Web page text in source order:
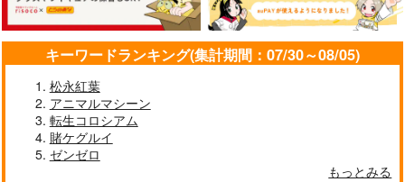
キーワードランキング(集計期間：07/30～08/05)
松永紅葉
アニマルマシーン
転生コロシアム
賭ケグルイ
ゼンゼロ
もっとみる